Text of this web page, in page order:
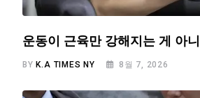
운동이 근육만 강해지는 게 아
BY K.A TIMES NY 8월 7, 2026